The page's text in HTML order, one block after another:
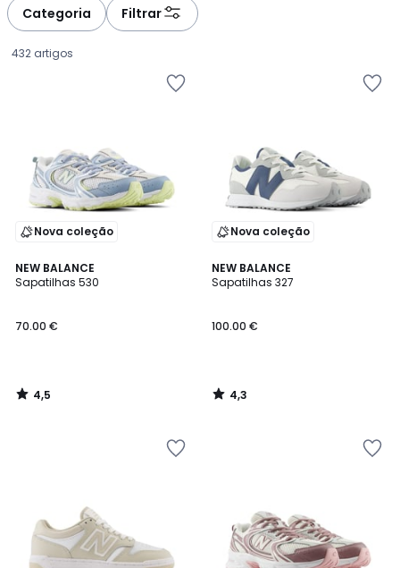
Categoria Filtrar
432 artigos
Nova coleção
NEW BALANCE
Sapatilhas 530
€.
70.00 €
4,5
/ 5
4,5
/
Nova coleção
NEW BALANCE
Sapatilhas 327
100.00 €
4,3
/ 5
4,3
/